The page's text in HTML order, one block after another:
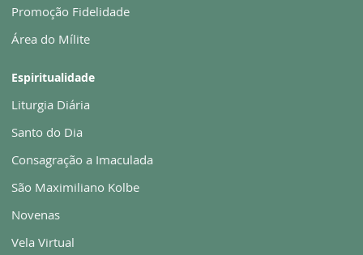
Promoção Fidelidade
Área do Mílite
Espiritualidade
Liturgia Diária
Santo do Dia
Consagração a Imaculada
São Maximiliano Kolbe
Novenas
Vela Virtual